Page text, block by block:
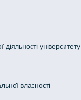
університету
власності